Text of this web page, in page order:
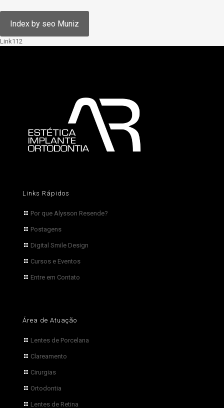
Links Rápidos
Por que Alysson Resende?
Postagens
Digital Smile Design
Cursos e Eventos
Entre em Contato
Área de Atuação
Lentes de Porcelana
Clareamento
Cirurgias
Ortodontia
Lentes de Retina
Link112